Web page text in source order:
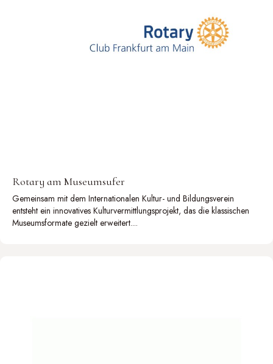
Rotary am Museumsufer
Gemeinsam mit dem Internationalen Kultur- und Bildungsverein
entsteht ein innovatives Kulturvermittlungsprojekt, das die klassischen
Museumsformate gezielt erweitert....